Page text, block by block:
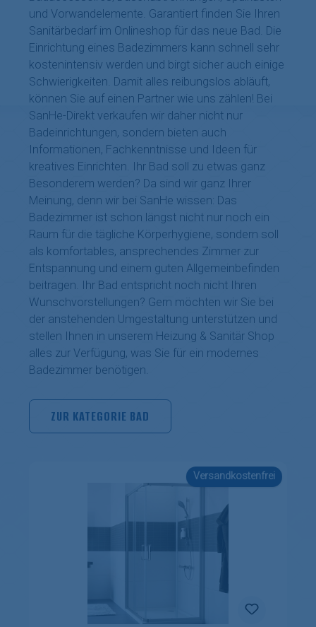
Versandkostenfrei
und Vorwandelemente. Garantiert finden Sie Ihren
Sanitärbedarf im Onlineshop für das neue Bad. Die
Einrichtung eines Badezimmers kann schnell sehr
kostenintensiv werden und birgt sicher auch einige
Schwierigkeiten. Damit alles reibungslos abläuft,
können Sie auf einen Partner wie uns zählen! Bei
SanHe-Direkt verkaufen wir daher nicht nur
Badeinrichtungen, sondern bieten auch
Informationen, Fachkenntnisse und Ideen für
kreatives Einrichten. Ihr Bad soll zu etwas ganz
Besonderem werden? Da sind wir ganz Ihrer
Meinung, denn wir bei SanHe wissen: Das
Badezimmer ist schon längst nicht nur noch ein
Raum für die tägliche Körperhygiene, sondern soll
als komfortables, ansprechendes Zimmer zur
Entspannung und einem guten Allgemeinbefinden
beitragen. Ihr Bad entspricht noch nicht Ihren
Wunschvorstellungen? Gern möchten wir Sie bei
der anstehenden Umgestaltung unterstützen und
stellen Ihnen in unserem Heizung & Sanitär Shop
alles zur Verfügung, was Sie für ein modernes
Badezimmer benötigen.
ZUR KATEGORIE BAD